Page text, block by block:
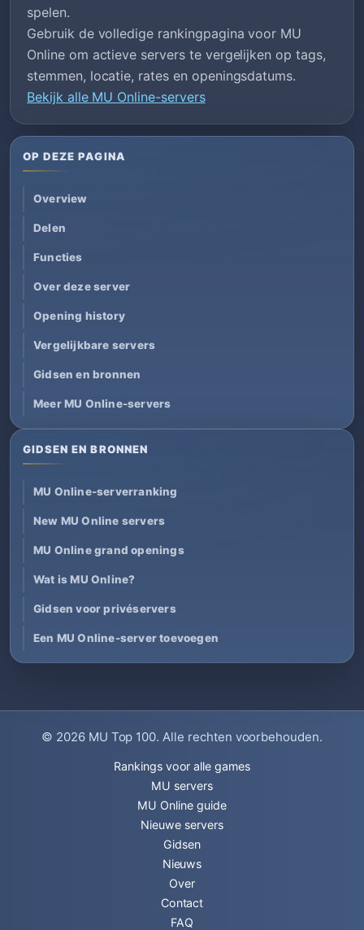
spelen.
Gebruik de volledige rankingpagina voor MU
Online om actieve servers te vergelijken op tags,
stemmen, locatie, rates en openingsdatums.
Bekijk alle MU Online-servers
OP DEZE PAGINA
Overview
Delen
Functies
Over deze server
Opening history
Vergelijkbare servers
Gidsen en bronnen
Meer MU Online-servers
GIDSEN EN BRONNEN
MU Online-serverranking
New MU Online servers
MU Online grand openings
Wat is MU Online?
Gidsen voor privéservers
Een MU Online-server toevoegen
© 2026 MU Top 100. Alle rechten voorbehouden.
Rankings voor alle games
MU servers
MU Online guide
Nieuwe servers
Gidsen
Nieuws
Over
Contact
FAQ